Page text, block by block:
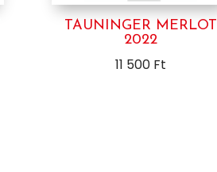
TAUNINGER MERLOT
2022
11 500 Ft